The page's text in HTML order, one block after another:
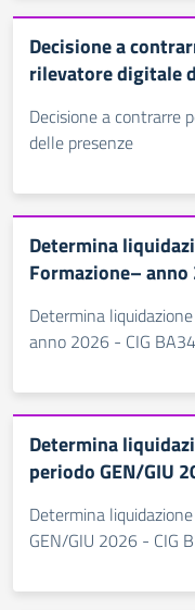
Decisione a
rilevatore digitale
Decisione a contrarre
delle presenze
Determina
Formazione– anno
Determina
anno 2026 - CIG
Determina
periodo GEN/GIU
Determina
GEN/GIU 2026 - CIG